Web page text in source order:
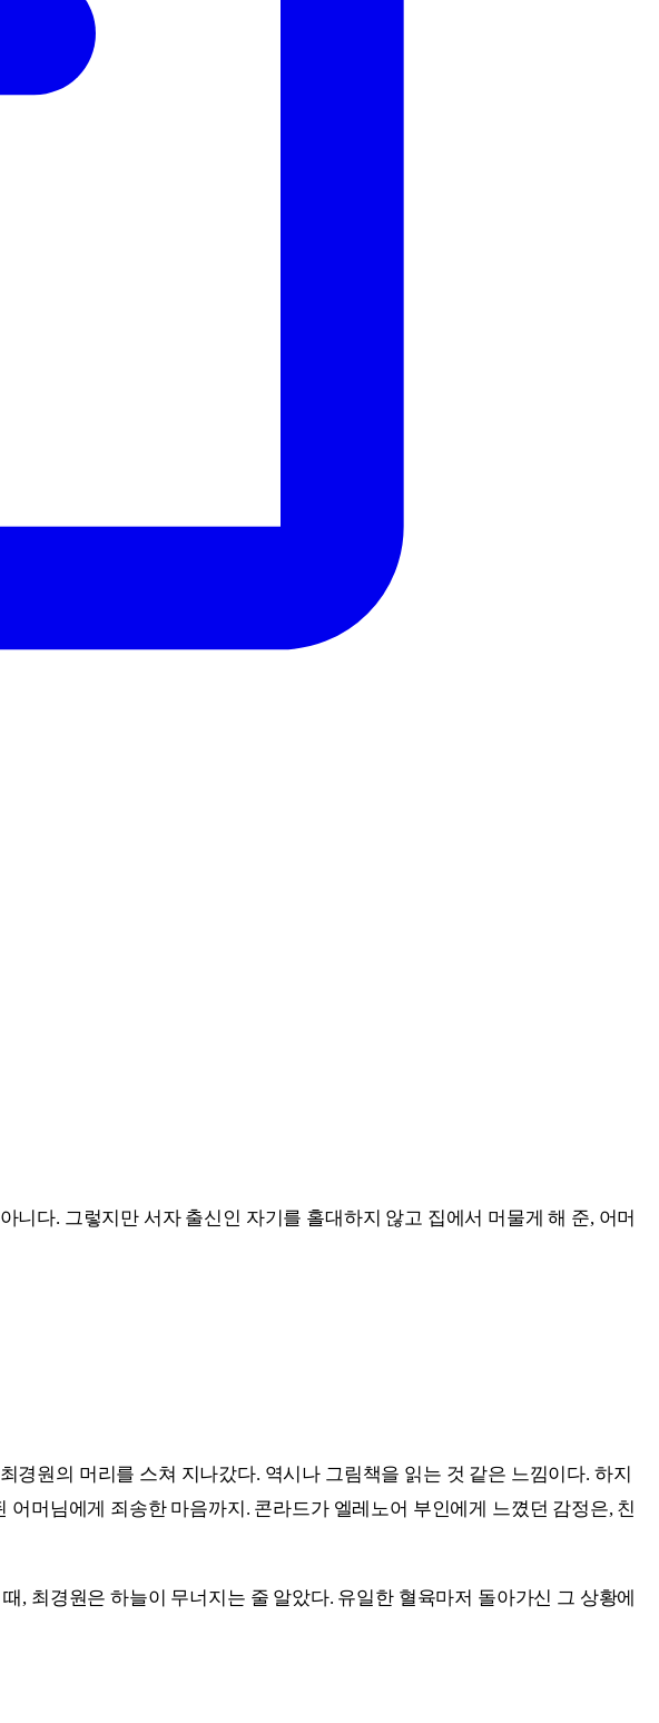
다. 그렇지만 서자 출신인 자기를 홀대하지 않고 집에서 머물게 해 준, 어머
원의 머리를 스쳐 지나갔다. 역시나 그림책을 읽는 것 같은 느낌이다. 하지
머님에게 죄송한 마음까지. 콘라드가 엘레노어 부인에게 느꼈던 감정은, 친
최경원은 하늘이 무너지는 줄 알았다. 유일한 혈육마저 돌아가신 그 상황에